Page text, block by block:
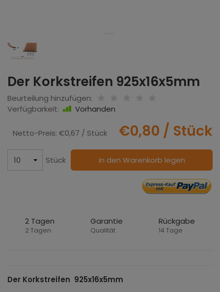
Der Korkstreifen 925x16x5mm
Beurteilung hinzufügen:
Verfügbarkeit:
Vorhanden
Netto-Preis: €0,67 / Stück €0,80 / Stück
Stück in den Warenkorb legen
2 Tagen
2 Tagen
Garantie
Qualität
Rückgabe
14 Tage
Der Korkstreifen 925x16x5mm